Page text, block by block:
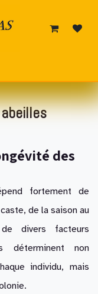
des
fortement de
de la saison au
divers facteurs
déterminent non
individu, mais